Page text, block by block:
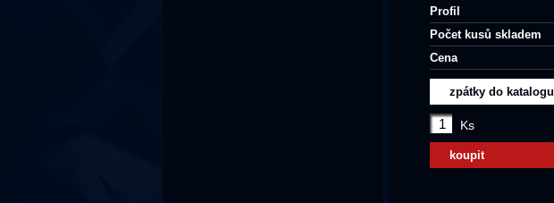
Profil
Počet kusů skladem
Cena
zpátky do katalogu
Ks
koupit